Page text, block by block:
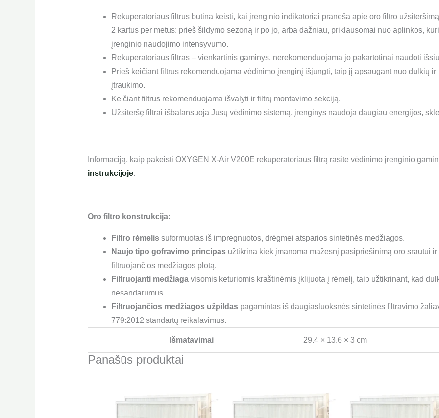
Rekuperatoriaus filtrus būtina keisti, kai įrenginio indikatoriai praneša apie oro filtro
2 kartus per metus: prieš šildymo sezoną ir po jo, arba dažniau, priklausomai nuo aplinkos,
įrenginio naudojimo intensyvumo.
Rekuperatoriaus filtras – vienkartinis gaminys, nerekomenduojama jo pakartotinai naudoti
Prieš keičiant filtrus rekomenduojama vėdinimo įrenginį išjungti, taip jį apsaugant nuo dulkių
įtraukimo.
Keičiant filtrus rekomenduojama išvalyti ir filtrų montavimo sekciją.
Užsiteršę filtrai išbalansuoja Jūsų vėdinimo sistemą, įrenginys naudoja daugiau energijos,
Informaciją, kaip pakeisti OXYGEN X-Air V200E rekuperatoriaus filtrą rasite vėdinimo įrenginio
instrukcijoje.
Oro filtro konstrukcija:
Filtro rėmelissuformuotas iš impregnuotos, drėgmei atsparios sintetinės medžiagos.
Naujo tipo gofravimo principas užtikrina kiek įmanoma mažesnį pasipriešinimą oro srautui
filtruojančios medžiagos plotą.
Filtruojanti medžiagavisomis keturiomis kraštinėmis įklijuota į rėmelį, taip užtikrinant, kad
nesandarumus.
Filtruojančios medžiagos užpildaspagamintas iš daugiasluoksnės sintetinės filtravimo
779:2012 standartų reikalavimus.
Išmatavimai 29.4 × 13.6 × 3 cm
Panašūs produktai